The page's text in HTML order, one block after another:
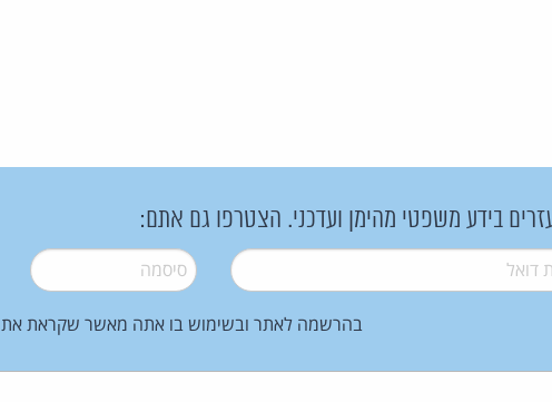
בידע משפטי מהימן ועדכני. הצטרפו גם אתם:
סיסמה*
בהרשמה לאתר ובשימוש בו אתה מאשר שקראת את